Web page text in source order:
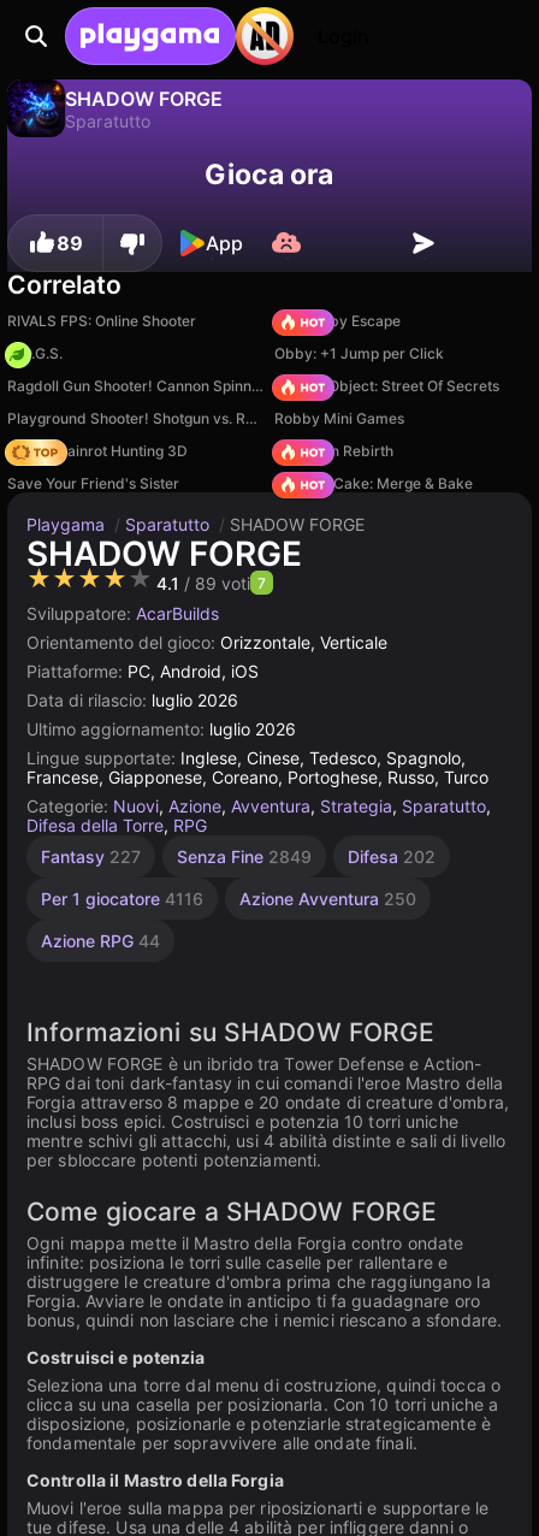
SHADOW FORGE
Sparatutto
Salva i progressi!Gioca ora
89 App
Correlato
RIVALS FPS: Online Shooter
Your Obby Escape
H.O.G.S.
Obby: +1 Jump per Click
Ragdoll Gun Shooter! Cannon Spinner Playground
Hidden Object: Street Of Secrets
Playground Shooter! Shotgun vs. Ragdolls!
Robby Mini Games
Italian Brainrot Hunting 3D
Stickman Rebirth
Save Your Friend's Sister
Piece of Cake: Merge & Bake
Playgama / Sparatutto / SHADOW FORGE
SHADOW FORGE
★★★★★ 4.1 / 89 voti 7
Sviluppatore: AcarBuilds
Orientamento del gioco: Orizzontale, Verticale
Piattaforme: PC, Android, iOS
Data di rilascio: luglio 2026
Ultimo aggiornamento: luglio 2026
Lingue supportate: Inglese, Cinese, Tedesco, Spagnolo,
Francese, Giapponese, Coreano, Portoghese, Russo, Turco
Categorie: Nuovi, Azione, Avventura, Strategia, Sparatutto,
Difesa della Torre, RPG
Fantasy 227 Senza Fine 2849 Difesa 202
Per 1 giocatore 4116 Azione Avventura 250
Azione RPG 44
Giochi
dall'IA
Informazioni su SHADOW FORGE
SHADOW FORGE è un ibrido tra Tower Defense e Action-
RPG dai toni dark-fantasy in cui comandi l'eroe Mastro della
Forgia attraverso 8 mappe e 20 ondate di creature d'ombra,
inclusi boss epici. Costruisci e potenzia 10 torri uniche
mentre schivi gli attacchi, usi 4 abilità distinte e sali di livello
per sbloccare potenti potenziamenti.
Come giocare a SHADOW FORGE
Ogni mappa mette il Mastro della Forgia contro ondate
infinite: posiziona le torri sulle caselle per rallentare e
distruggere le creature d'ombra prima che raggiungano la
Forgia. Avviare le ondate in anticipo ti fa guadagnare oro
bonus, quindi non lasciare che i nemici riescano a sfondare.
Costruisci e potenzia
Seleziona una torre dal menu di costruzione, quindi tocca o
clicca su una casella per posizionarla. Con 10 torri uniche a
disposizione, posizionarle e potenziarle strategicamente è
fondamentale per sopravvivere alle ondate finali.
Controlla il Mastro della Forgia
Muovi l'eroe sulla mappa per riposizionarti e supportare le
tue difese. Usa una delle 4 abilità per infliggere danni o